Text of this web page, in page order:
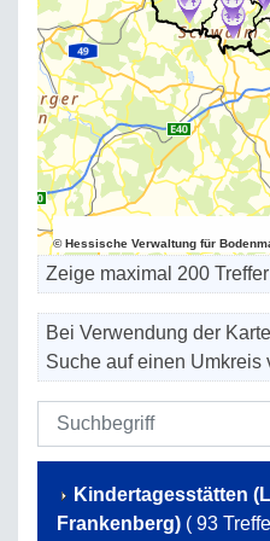
© Hessische Verwaltung für
Zeige maximal 200
Bei Verwendung der
Suche auf einen Umkreis
Kindertagesstätten
Frankenberg) ( 93